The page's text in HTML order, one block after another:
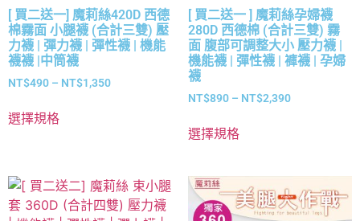
[ 買二送一] 魔莉絲420D 西德
棉霧面 小腿襪 (合計三雙) 壓
力襪 | 彈力襪 | 彈性襪 | 機能
襪襪 |中筒襪
NT$490 – NT$1,350
選擇規格
[ 買二送一 ] 魔莉絲孕婦襪
280D 西德棉 (合計三雙) 霧
面 腹部可調整大小 壓力襪 |
機能襪 | 彈性襪 | 褲襪 | 孕婦
襪
NT$890 – NT$2,390
選擇規格